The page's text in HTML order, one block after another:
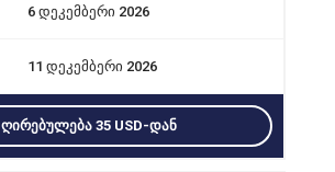
6 დეკემბერი 2026
11 დეკემბერი 2026
ᲦᲘᲠᲔᲑᲣᲚᲔᲑᲐ 35 USD-ᲓᲐᲜ